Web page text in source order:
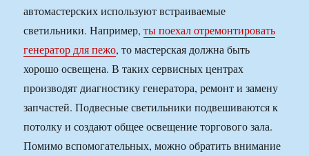
автомастерских используют встраиваемые
светильники. Например,ты поехал отремонтировать
генератор для пежо, то мастерская должна быть
хорошо освещена. В таких сервисных центрах
производят диагностику генератора, ремонт и замену
запчастей. Подвесные светильники подвешиваются к
потолку и создают общее освещение торгового зала.
Помимо вспомогательных, можно обратить внимание